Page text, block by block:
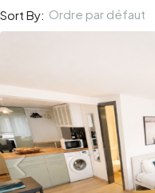
Sort By: Ordre par défaut